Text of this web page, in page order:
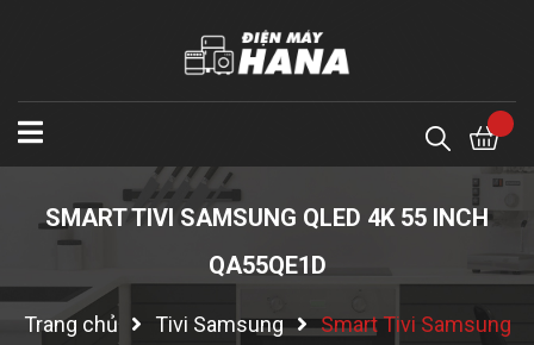
SMART TIVI SAMSUNG QLED 4K 55 INCH
QA55QE1D
Trang chủ Tivi Samsung
Smart Tivi Samsung